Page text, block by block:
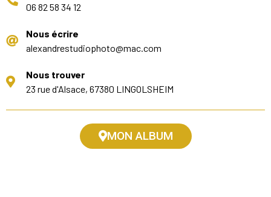
06 82 58 34 12
Nous écrire
alexandrestudiophoto@mac.com
Nous trouver
23 rue d'Alsace, 67380 LINGOLSHEIM
MON ALBUM